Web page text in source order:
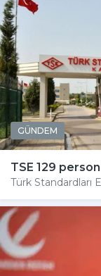
GÜNDEM
TSE 129
Türk Standardları